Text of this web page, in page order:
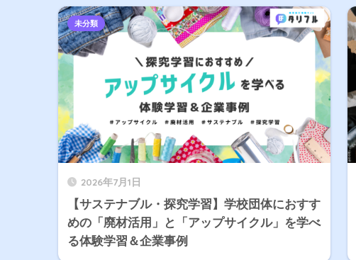
2026年7月1日
【サステナブル・探究学習】学校団体におすす
めの「廃材活用」と「アップサイクル」を学べ
る体験学習＆企業事例
未分類